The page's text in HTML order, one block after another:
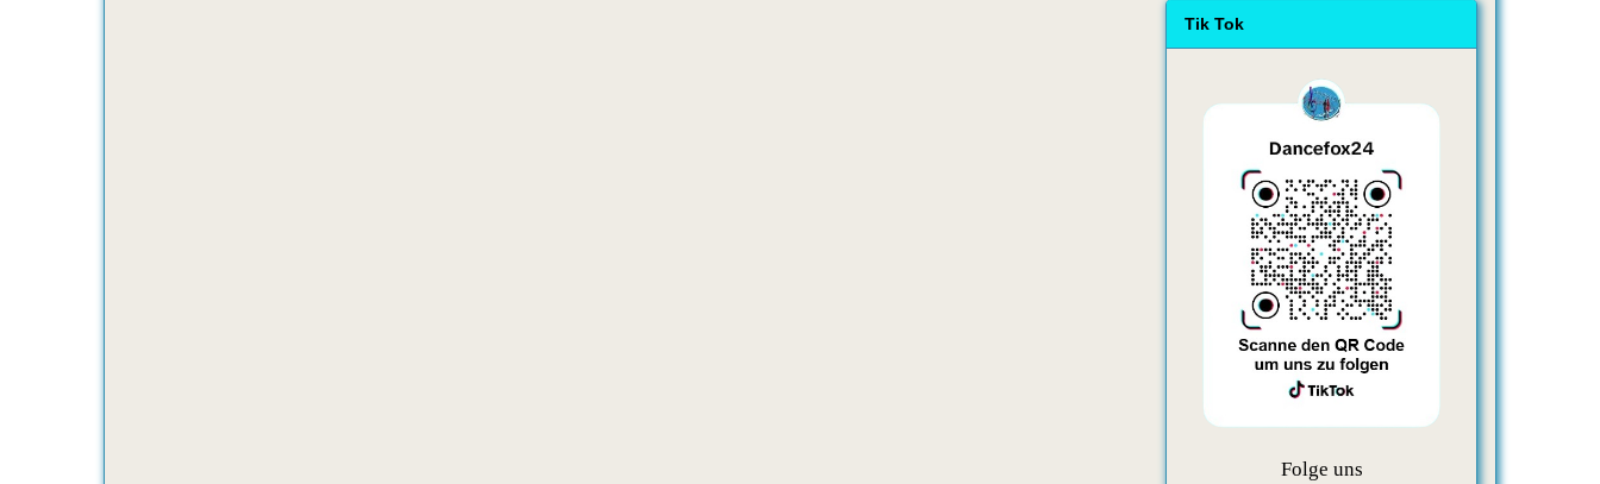
Tik Tok
Folge uns